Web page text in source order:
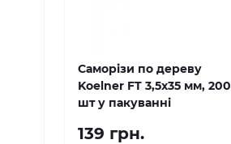
Саморізи по дереву
Koelner FT 3,5x35 мм, 200
шт у пакуванні
139 грн.